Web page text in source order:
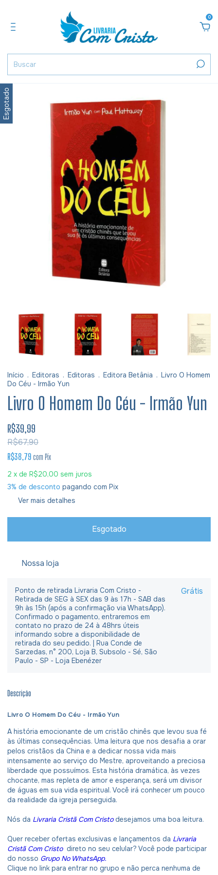
0
Esgotado
Início . Editoras . Editoras . Editora Betânia . Livro O Homem
Do Céu - Irmão Yun
Livro O Homem Do Céu - Irmão Yun
R$39,99
R$67,90
R$38,79 com Pix
2 x de R$20,00 sem juros
3% de desconto pagando com Pix
Ver mais detalhes
Nossa loja
Ponto de retirada Livraria Com Cristo -
Retirada de SEG à SEX das 9 às 17h - SAB das
9h às 15h (após a confirmação via WhatsApp).
Confirmado o pagamento, entraremos em
contato no prazo de 24 à 48hrs úteis
informando sobre a disponibilidade de
retirada do seu pedido. | Rua Conde de
Sarzedas, n° 200, Loja B, Subsolo - Sé, São
Paulo - SP - Loja Ebenézer
Grátis
Descrição
Livro O Homem Do Céu - Irmão Yun
A história emocionante de um cristão chinês que levou sua fé
às últimas consequências. Uma leitura que nos desafia a orar
pelos cristãos da China e a dedicar nossa vida mais
intensamente ao serviço do Mestre, aproveitando a preciosa
liberdade que possuímos. Esta história dramática, às vezes
chocante, mas repleta de amor e esperança, será um divisor
de águas em sua vida espiritual. Você irá conhecer um pouco
da realidade da igreja perseguida.
Nós da Livraria Cristã Com Cristodesejamos uma boa leitura.
Quer receber ofertas exclusivas e lançamentos da Livraria
Cristã Com Cristo direto no seu celular? Você pode participar
do nosso Grupo No WhatsApp.
Clique no link para entrar no grupo e não perca nenhuma de